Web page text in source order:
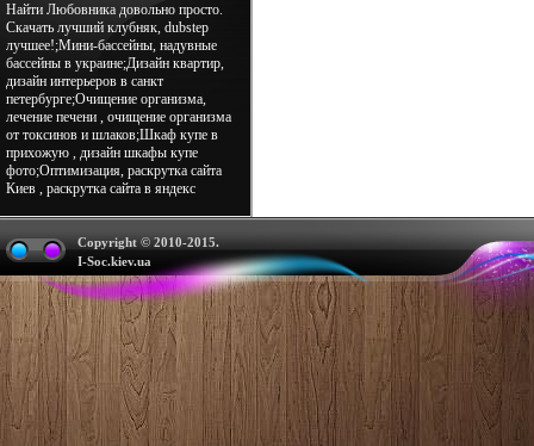
Найти Любовника довольно просто.
Скачать лучший клубняк, dubstep
лучшее!;Мини-бассейны, надувные
бассейны в украине;Дизайн квартир,
дизайн интерьеров в санкт
петербурге;Очищение организма,
лечение печени , очищение организма
от токсинов и шлаков;Шкаф купе в
прихожую , дизайн шкафы купе
фото;Оптимизация, раскрутка сайта
Киев , раскрутка сайта в яндекс
Copyright © 2010-2015.
I-Soc.kiev.ua